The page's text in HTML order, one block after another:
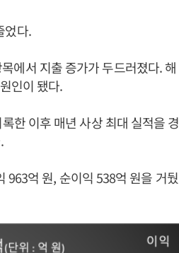
었다.
에서 지출 증가가 두드러졌다. 해
인이 됐다.
한 이후 매년 사상 최대 실적을 경
963억 원, 순이익 538억 원을 거뒀